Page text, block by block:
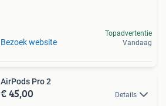
Bezoek website
Topadvertentie
Vandaag
AirPods Pro 2
€ 45,00 Details